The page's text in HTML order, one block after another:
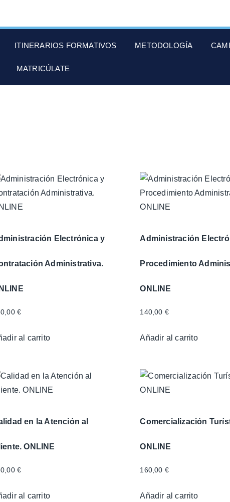
ITINERARIOS FORMATIVOS METODOLOGÍA
MATRICÚLATE
Electrónica y
Administrativa.
€
al carrito
Administración
Procedimiento
ONLINE
140,00 €
Añadir al carrito
en la Atención al
ONLINE
€
al carrito
Comercialización
ONLINE
160,00 €
Añadir al carrito